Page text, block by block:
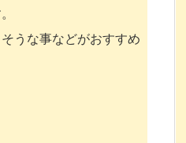
うな事などがおすすめ